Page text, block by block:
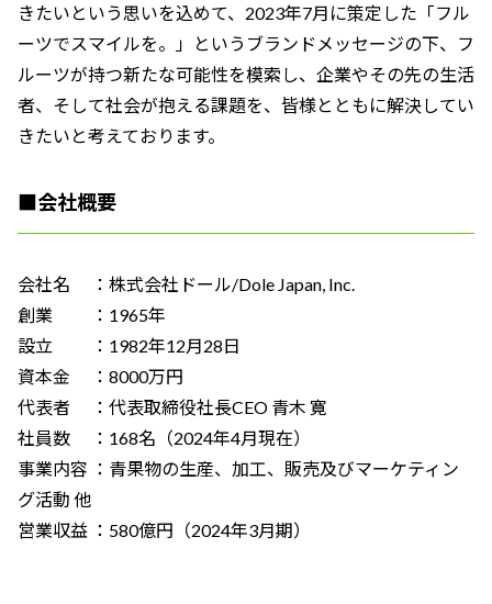
きたいという思いを込めて、2023年7月に策定した「フル
ーツでスマイルを。」というブランドメッセージの下、フ
ルーツが持つ新たな可能性を模索し、企業やその先の生活
者、そして社会が抱える課題を、皆様とともに解決してい
きたいと考えております。
■会社概要
会社名 ：株式会社ドール/Dole Japan, Inc.
創業 ：1965年
設立 ：1982年12月28日
資本金 ：8000万円
代表者 ：代表取締役社長CEO 青木 寛
社員数 ：168名（2024年4月現在）
事業内容 ：青果物の生産、加工、販売及びマーケティン
グ活動 他
営業収益 ：580億円（2024年3月期）